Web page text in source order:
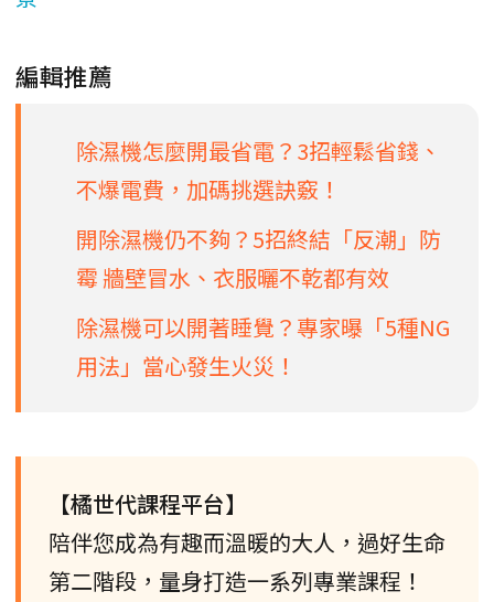
編輯推薦
除濕機怎麼開最省電？3招輕鬆省錢、
不爆電費，加碼挑選訣竅！
開除濕機仍不夠？5招終結「反潮」防
霉 牆壁冒水、衣服曬不乾都有效
除濕機可以開著睡覺？專家曝「5種NG
用法」當心發生火災！
【橘世代課程平台】
陪伴您成為有趣而溫暖的大人，過好生命
第二階段，量身打造一系列專業課程！